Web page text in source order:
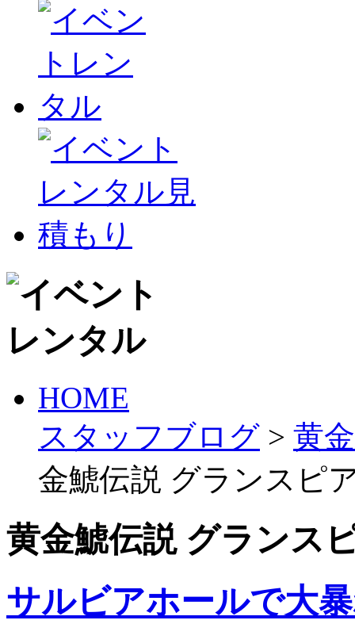
HOME
スタッフブログ > 黄
金鯱伝説 グランスピ
黄金鯱伝説 グランス
サルビアホールで大